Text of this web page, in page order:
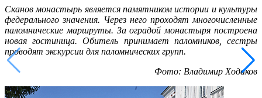
Сканов монастырь является памятником истории и культуры
федерального значения. Через него проходят многочисленные
паломнические маршруты. За оградой монастыря построена
новая гостиница. Обитель принимает паломников, сестры
проводят экскурсии для паломнических групп.
Фото: Владимир Ходаков